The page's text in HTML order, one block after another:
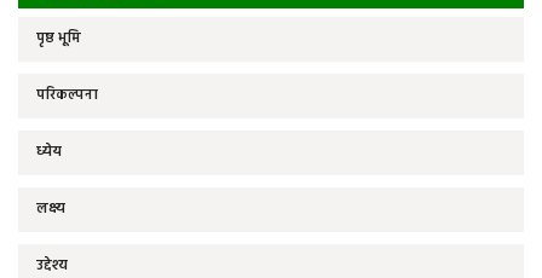
पृष्ठ भूमि
परिकल्पना
ध्येय
लक्ष्य
उद्देश्य